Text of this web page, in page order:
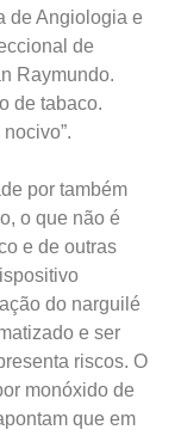
de Angiologia e
de
Raymundo.
de tabaco.
por também
o que não é
e de outras
do narguilé
e ser
riscos. O
monóxido de
que em